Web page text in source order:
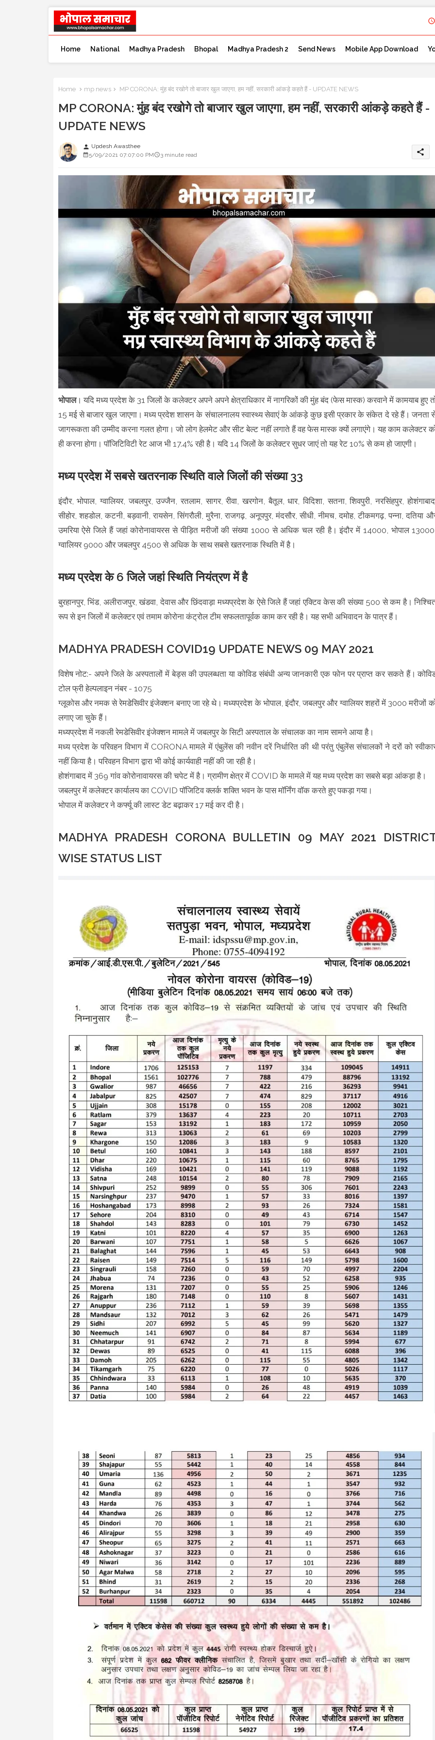
Home National Madhya Pradesh Bhopal Madhya Pradesh 2 Send News Mobile App Download
Home mp news MP CORONA: मुंह बंद रखोगे तो बाजार खुल जाएगा, हम नहीं, सरकारी आंकड़े कहते हैं - UPDATE NEWS
MP CORONA: मुंह बंद रखोगे तो बाजार खुल जाएगा, हम नहीं, सरकारी आंकड़े कहते हैं -
UPDATE NEWS
person Updesh Awasthee
5/09/2021 07:07:00 PM
3 minute read share
भोपाल। यदि मध्य प्रदेश के 31 जिलों के कलेक्टर अपने अपने क्षेत्राधिकार में नागरिकों की मुंह बंद (फेस मास्क) करवाने में कामयाब हुए
15 मई से बाजार खुल जाएगा। मध्य प्रदेश शासन के संचालनालय स्वास्थ्य सेवाएं के आंकड़े कुछ इसी प्रकार के संकेत दे रहे हैं। जनता
जागरूकता की उम्मीद करना गलत होगा। जो लोग हेलमेट और सीट बेल्ट नहीं लगाते हैं वह फेस मास्क क्यों लगाएंगे। यह काम कलेक्टर
ही करना होगा। पॉजिटिविटी रेट आज भी 17.4% रही है। यदि 14 जिलों के कलेक्टर सुधर जाएं तो यह रेट 10% से कम हो जाएगी।
मध्य प्रदेश में सबसे खतरनाक स्थिति वाले जिलों की संख्या 33
इंदौर, भोपाल, ग्वालियर, जबलपुर, उज्जैन, रतलाम, सागर, रीवा, खरगोन, बैतूल, धार, विदिशा, सतना, शिवपुरी, नरसिंहपुर,
सीहोर, शहडोल, कटनी, बड़वानी, रायसेन, सिंगरौली, मुरैना, राजगढ़, अनूपपुर, मंदसौर, सीधी, नीमच, दमोह, टीकमगढ़, पन्ना, दतिया
उमरिया ऐसे जिले हैं जहां कोरोनावायरस से पीड़ित मरीजों की संख्या 1000 से अधिक चल रही है। इंदौर में 14000, भोपाल
ग्वालियर 9000 और जबलपुर 4500 से अधिक के साथ सबसे खतरनाक स्थिति में है।
मध्य प्रदेश के 6 जिले जहां स्थिति नियंत्रण में है
बुरहानपुर, भिंड, अलीराजपुर, खंडवा, देवास और छिंदवाड़ा मध्यप्रदेश के ऐसे जिले हैं जहां एक्टिव केस की संख्या 500 से कम है।
रूप से इन जिलों में कलेक्टर एवं तमाम कोरोना कंट्रोल टीम सफलतापूर्वक काम कर रही है। यह सभी अभिवादन के पात्र हैं।
MADHYA PRADESH COVID19 UPDATE NEWS 09 MAY 2021
विशेष नोट:- अपने जिले के अस्पतालों में बेड्स की उपलब्धता या कोविड संबंधी अन्य जानकारी एक फोन पर प्राप्त कर सकते हैं।
टोल फ्री हेल्पलाइन नंबर - 1075
ग्लूकोस और नमक से रेमडेसिवीर इंजेक्शन बनाए जा रहे थे। मध्यप्रदेश के भोपाल, इंदौर, जबलपुर और ग्वालियर शहरों में 3000 मरीजों
लगाए जा चुके हैं।
मध्यप्रदेश में नकली रेमडेसिवीर इंजेक्शन मामले में जबलपुर के सिटी अस्पताल के संचालक का नाम सामने आया है।
मध्य प्रदेश के परिवहन विभाग में CORONA मामले में एंबुलेंस की नवीन दरें निर्धारित की थी परंतु एंबुलेंस संचालकों ने दरों को
नहीं किया है। परिवहन विभाग द्वारा भी कोई कार्यवाही नहीं की जा रही है।
होशंगाबाद में 369 गांव कोरोनावायरस की चपेट में है। ग्रामीण क्षेत्र में COVID के मामले में यह मध्य प्रदेश का सबसे बड़ा आंकड़ा है।
जबलपुर में कलेक्टर कार्यालय का COVID पॉजिटिव क्लर्क शक्ति भवन के पास मॉर्निंग वॉक करते हुए पकड़ा गया।
भोपाल में कलेक्टर ने कर्फ्यू की लास्ट डेट बढ़ाकर 17 मई कर दी है।
MADHYA PRADESH CORONA BULLETIN 09 MAY 2021
WISE STATUS LIST